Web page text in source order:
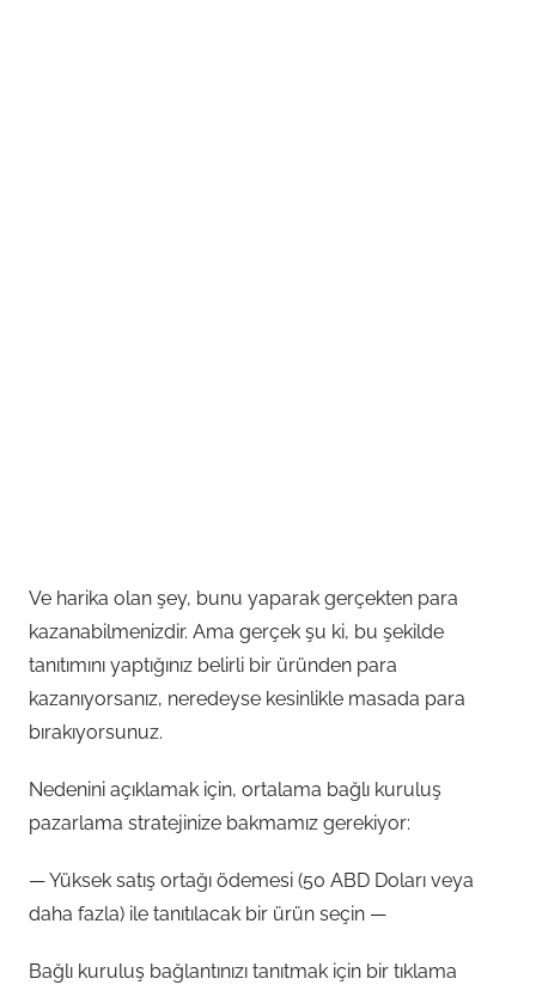
Ve harika olan şey, bunu yaparak gerçekten para
kazanabilmenizdir. Ama gerçek şu ki, bu şekilde
tanıtımını yaptığınız belirli bir üründen para
kazanıyorsanız, neredeyse kesinlikle masada para
bırakıyorsunuz.
Nedenini açıklamak için, ortalama bağlı kuruluş
pazarlama stratejinize bakmamız gerekiyor:
— Yüksek satış ortağı ödemesi (50 ABD Doları veya
daha fazla) ile tanıtılacak bir ürün seçin —
Bağlı kuruluş bağlantınızı tanıtmak için bir tıklama